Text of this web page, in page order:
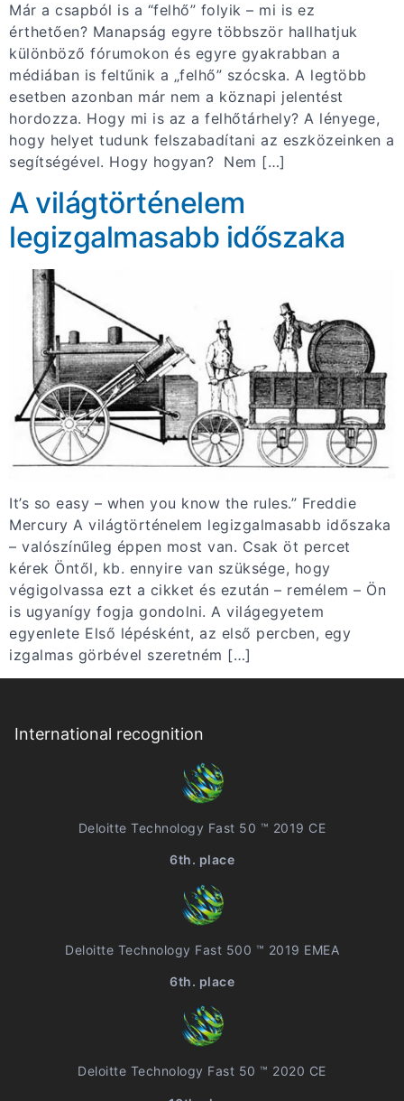
Már a csapból is a “felhő” folyik – mi is ez
érthetően? Manapság egyre többször hallhatjuk
különböző fórumokon és egyre gyakrabban a
médiában is feltűnik a „felhő” szócska. A legtöbb
esetben azonban már nem a köznapi jelentést
hordozza. Hogy mi is az a felhőtárhely? A lényege,
hogy helyet tudunk felszabadítani az eszközeinken a
segítségével. Hogy hogyan? Nem […]
A világtörténelem
legizgalmasabb időszaka
It’s so easy – when you know the rules.” Freddie
Mercury A világtörténelem legizgalmasabb időszaka
– valószínűleg éppen most van. Csak öt percet
kérek Öntől, kb. ennyire van szüksége, hogy
végigolvassa ezt a cikket és ezután – remélem – Ön
is ugyanígy fogja gondolni. A világegyetem
egyenlete Első lépésként, az első percben, egy
izgalmas görbével szeretném […]
International recognition
Deloitte Technology Fast 50 ™ 2019 CE
6th. place
Deloitte Technology Fast 500 ™ 2019 EMEA
6th. place
Deloitte Technology Fast 50 ™ 2020 CE